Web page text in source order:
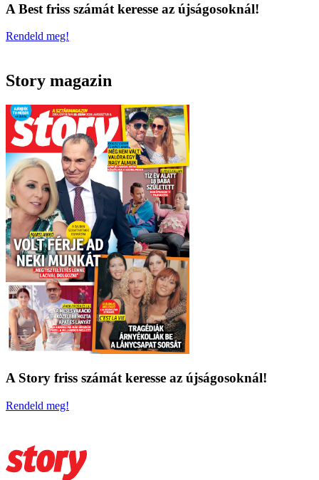
A Best friss számát keresse az újságosoknál!
Rendeld meg!
Story magazin
A Story friss számát keresse az újságosoknál!
Rendeld meg!